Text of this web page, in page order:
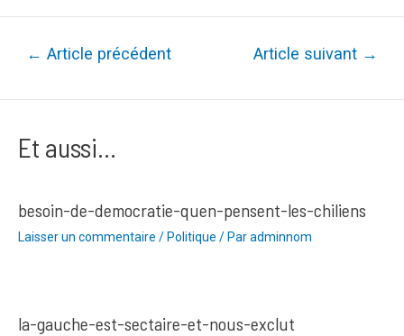
Navigation
← Article précédent Article suivant →
Et aussi...
besoin-de-democratie-quen-pensent-les-chiliens
Laisser un commentaire / Politique / Paradminnom
la-gauche-est-sectaire-et-nous-exclut